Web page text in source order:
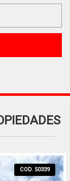
COD. 50339